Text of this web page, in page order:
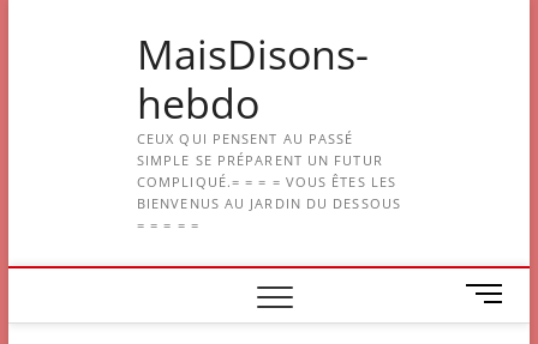
MaisDisons-
hebdo
CEUX QUI PENSENT AU PASSÉ
SIMPLE SE PRÉPARENT UN FUTUR
COMPLIQUÉ.= = = = VOUS ÊTES LES
BIENVENUS AU JARDIN DU DESSOUS
= = = = =
M
e